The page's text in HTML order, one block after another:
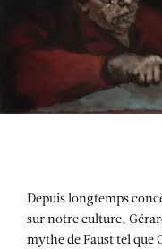
Depuis longtemps
sur notre culture,
mythe de Faust tel que